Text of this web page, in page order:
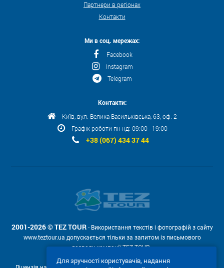
Партнери в регіонах
Контакти
Ми в соц. мережах:
Facebook
Instagram
Telegram
Контакти:
Київ, вул. Велика Васильківська, 63, оф. 2
Графік роботи пн-нд: 09:00 - 19:00
+38 (067) 434 37 44
2001-2026 © TEZ TOUR - Використання текстів і фотографій з сайту
www.teztour.ua допускається тільки за запитом із письмового
дозволу компанії TEZ TOUR .
Для зручності користувачів, надання